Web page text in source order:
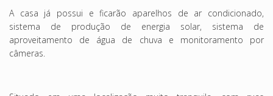
A casa já possui e ficarão aparelhos de ar condicionado,
sistema de produção de energia solar, sistema de
aproveitamento de água de chuva e monitoramento por
câmeras.